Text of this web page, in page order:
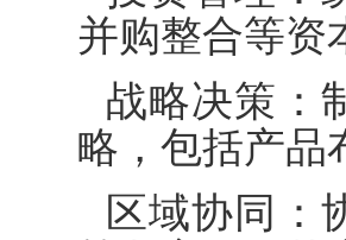
并购整合等资
战略决策：
略，包括产品
区域协同：